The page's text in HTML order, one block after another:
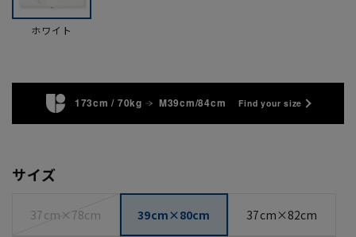
ホワイト
173cm / 70kg M39cm/84cm Find your size
サイズ
37cm×78cm 39cm×80cm 37cm×82cm